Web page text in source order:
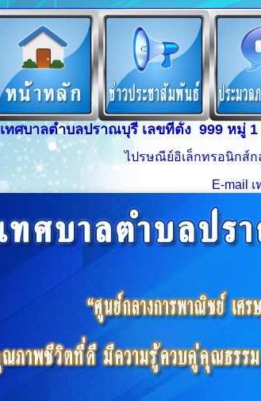
เทศบาลตำบลปราณบุรี เลขที่ตั้ง 999 หมู่
ไปรษณีย์อิเล็กทรอนิกส์ก
E-mail